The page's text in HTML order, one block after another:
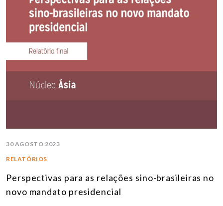
30 AGOSTO 2023
RELATÓRIOS
Perspectivas para as relações sino-brasileiras no
novo mandato presidencial